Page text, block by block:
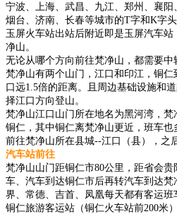
宁波、上海、武昌、九江、郑州、襄阳
烟台、济南、长春等城市的T字和K字头
玉屏火车站出站后附近即是玉屏汽车
净山。
无论从哪个方向前往梵净山，都需要中
梵净山有两个山门，江口和印江，铜
口远1.5倍的距离。且周边基础设施和
择江口方向登山。
梵净山江口山门所在地名为黑河湾，
铜仁，其中铜仁离梵净山更近，班车
前往梵净山所在县城--江口（县），之
汽车站前往
梵净山山门距铜仁市80公里，距省会贵
车、汽车到达铜仁市后再转汽车到达
界、常德、吉首、凤凰每天都有客运
铜仁旅游客运站（铜仁火车站前200米